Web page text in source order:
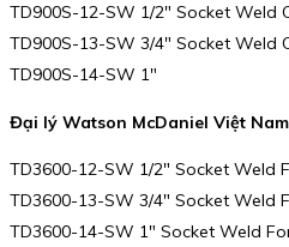
TD900S-12-SW 1/2″ Socket Weld
TD900S-13-SW 3/4″ Socket Weld
TD900S-14-SW 1″
Đại lý Watson McDaniel Việt Nam
TD3600-12-SW 1/2″ Socket Weld
TD3600-13-SW 3/4″ Socket Weld
TD3600-14-SW 1″ Socket Weld